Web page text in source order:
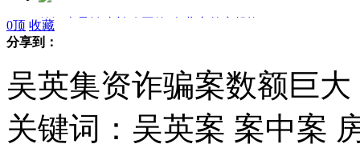
俏江南承认张兰改国籍 企业变外商投资
0顶 收藏
分享到：
吴英集资诈骗案数额巨
关键词：吴英案 案中案